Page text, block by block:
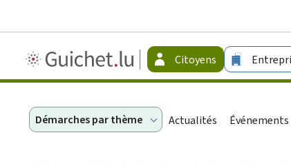
Guichet.lu
-
Citoyens
Démarches par thème Actualités Événements